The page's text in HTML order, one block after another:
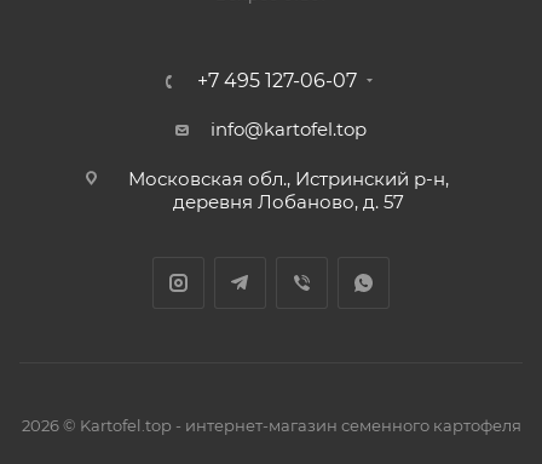
+7 495 127-06-07
info@kartofel.top
Московская обл., Истринский р-н,
деревня Лобаново, д. 57
2026 © Kartofel.top - интернет-магазин семенного картофеля